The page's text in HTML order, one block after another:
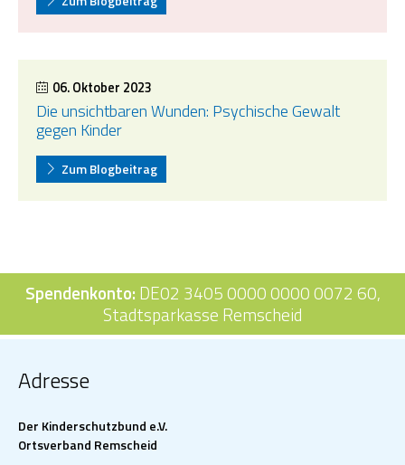
06. Oktober 2023
Die unsichtbaren Wunden: Psychische Gewalt
gegen Kinder
Zum Blogbeitrag
Spendenkonto: DE02 3405 0000 0000 0072 60,
Stadtsparkasse Remscheid
Adresse
Der Kinderschutzbund e.V.
Ortsverband Remscheid